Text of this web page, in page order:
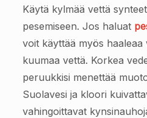
Käytä kylmää vettä
pesemiseen. Jos haluat
voit käyttää myös haaleaa
kuumaa vettä. Korkea
peruukkisi menettää
Suolavesi ja kloori
vahingoittavat